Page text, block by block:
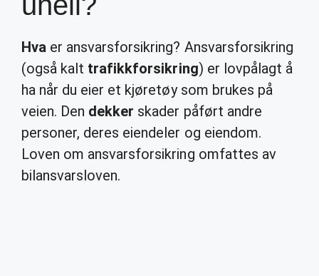
Hva er ansvarsforsikring? Ansvarsforsikring
(også kalt trafikkforsikring) er lovpålagt å
ha når du eier et kjøretøy som brukes på
veien. Den dekker skader påført andre
personer, deres eiendeler og eiendom.
Loven om ansvarsforsikring omfattes av
bilansvarsloven.